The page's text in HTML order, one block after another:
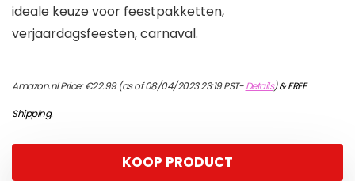
ideale keuze voor feestpakketten,
verjaardagsfeesten, carnaval.
Amazon.nl Price:€22.99(as of 08/04/2023 23:19 PST-Details)&FREE
Shipping.
KOOP PRODUCT